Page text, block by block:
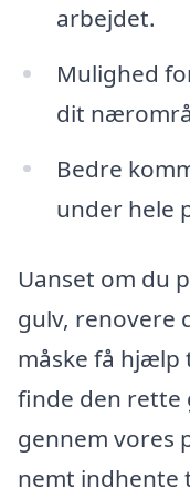
arbejdet.
Mulighed
dit
Bedre
under hele
Uanset om du
gulv, renovere
måske få hjælp
finde den rette
gennem vores
nemt indhente